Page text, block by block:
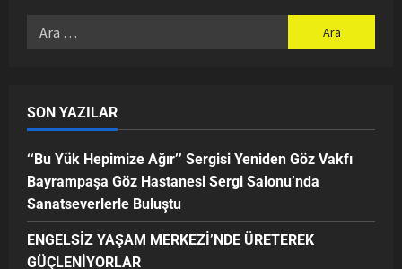
SON YAZILAR
‘‘Bu Yük Hepimize Ağır’’ Sergisi Yeniden Göz Vakfı
Bayrampaşa Göz Hastanesi Sergi Salonu’nda
Sanatseverlerle Buluştu
ENGELSİZ YAŞAM MERKEZİ’NDE ÜRETEREK
GÜÇLENİYORLAR